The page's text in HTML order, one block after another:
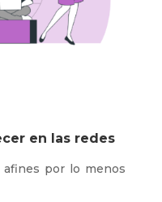
en las redes
afines por lo menos